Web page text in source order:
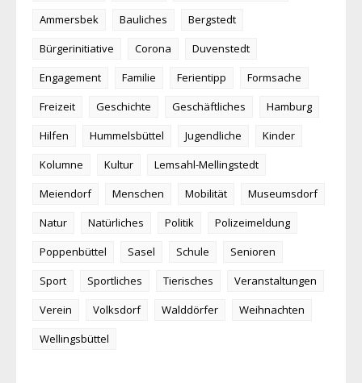
Ammersbek
Bauliches
Bergstedt
Bürgerinitiative
Corona
Duvenstedt
Engagement
Familie Ferientipp
Formsache
Freizeit
Geschichte Geschäftliches
Hamburg
Hilfen
Hummelsbüttel Jugendliche
Kinder
Kolumne
Kultur
Lemsahl-Mellingstedt
Meiendorf
Menschen Mobilität
Museumsdorf
Natur
Natürliches Politik
Polizeimeldung
Poppenbüttel
Sasel Schule
Senioren
Sport
Sportliches Tierisches
Veranstaltungen
Verein
Volksdorf Walddörfer
Weihnachten
Wellingsbüttel